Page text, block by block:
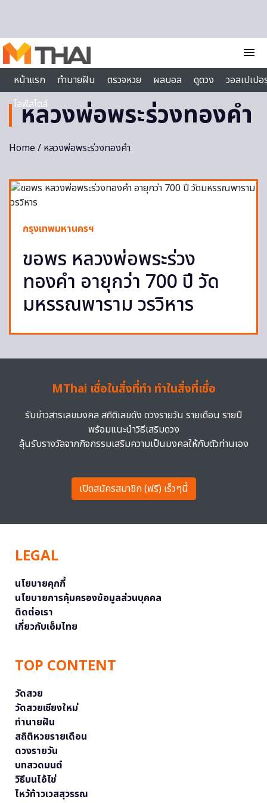
menu
หน้าแรก
ทำนายฝัน ตรวจหวย ผลบอล ดูดวง
วอลเปเป
ไลฟ์สไตล์
หลวงพ่อพระร่วงทองคำ
Home/ หลวงพ่อพระร่วงทองคำ
กรุงเทพมหานครฯ
ขอพร หลวงพ่อพระร่วง
ทองคำ อายุกว่า 700 ปี วัด
มหรรณพาราม วรวิหาร
MThai เชื่อในสิ่งที่ทำ ทำในสิ่งที่เชื่อ
รับข่าวสารเลขมงคล สถิติเลขดัง ดวงรายวัน รายเดือน รายปี
พร้อมแนะนำวิธีเสริมดวง
ลุ้นรับรางวัลจากกิจกรรมเสริมความเป็นมงคลให้กับตัวท่านเอง
เปิดสมัครสมาชิก (ฟรี) เร็วๆนี้
LEGAL
นโยบายคุกกี้
นโยบายการคุ้มครองข้อมูลส่วนบุคคล
ติดต่อเรา
เกี่ยวกับเอ็มไทย
TOP CONTENT
วัดสวย
วัดสวยเชียงใหม่
ทำนายฝัน
สถิติหวยรายเดือน
ดวงรายวัน
บทสวดมนต์
วิธีบนไอ้ไข่
ไหว้ท้าวเวสสุวรรณ